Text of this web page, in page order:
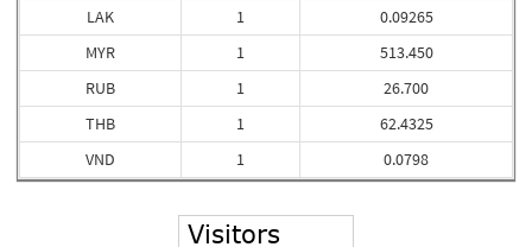
LAK
MYR
RUB
THB
VND
1
1
1
1
1
0.09265
513.450
26.700
62.4325
0.0798